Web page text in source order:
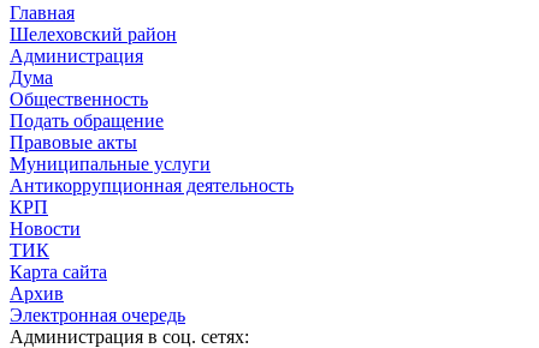
Главная
Шелеховский район
Администрация
Дума
Общественность
Подать обращение
Правовые акты
Муниципальные услуги
Антикоррупционная деятельность
КРП
Новости
ТИК
Карта сайта
Архив
Электронная очередь
Администрация в соц. сетях: